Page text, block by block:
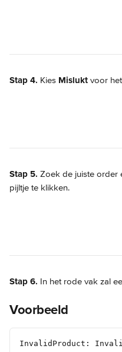
Stap 4. Kies Mislukt voor het
Stap 5. Zoek de juiste order
pijltje te klikken.
Stap 6. In het rode vak zal
Voorbeeld
InvalidProduct: